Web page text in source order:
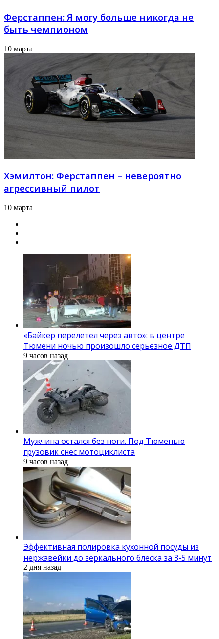
Ферстаппен: Я могу больше никогда не
быть чемпионом
10 марта
Хэмилтон: Ферстаппен – невероятно
агрессивный пилот
10 марта
«Байкер перелетел через авто»: в центре
Тюмени ночью произошло серьезное ДТП
9 часов назад
Мужчина остался без ноги. Под Тюменью
грузовик снес мотоциклиста
9 часов назад
Эффективная полировка кухонной посуды из
нержавейки до зеркального блеска за 3-5 минут
2 дня назад